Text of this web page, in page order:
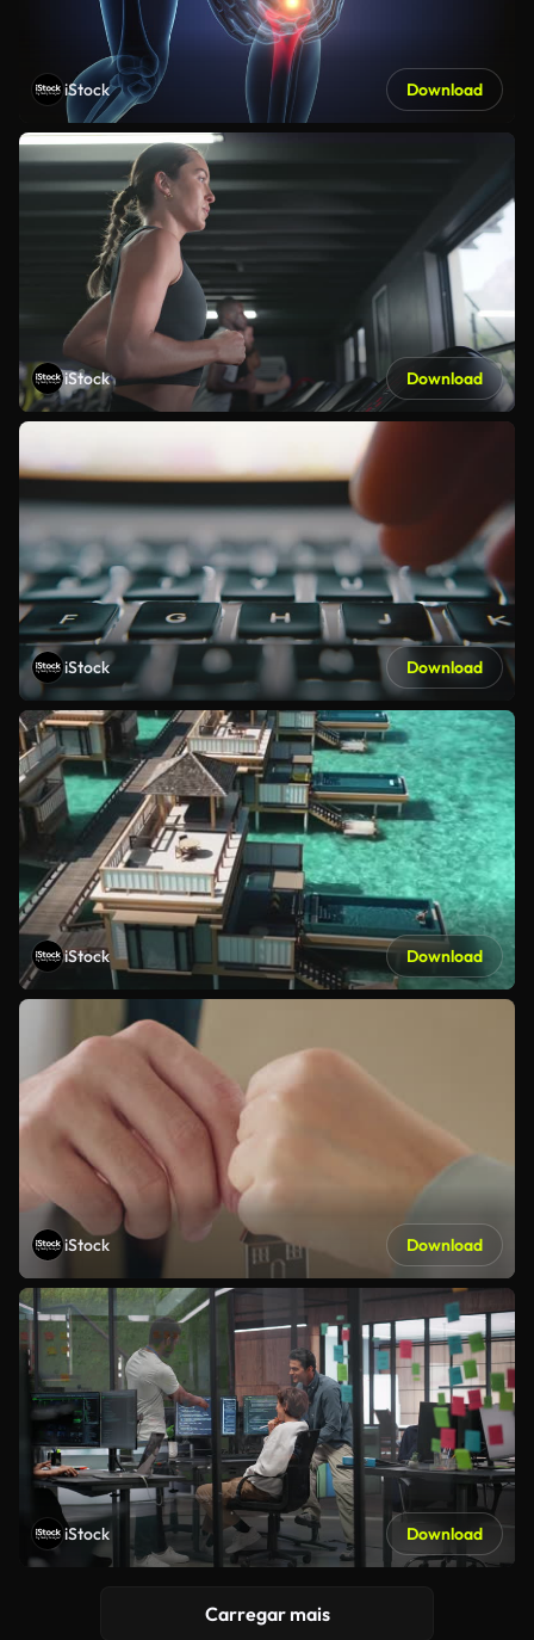
iStock Download
iStock Download
iStock Download
iStock Download
iStock Download
iStock Download
Carregar mais